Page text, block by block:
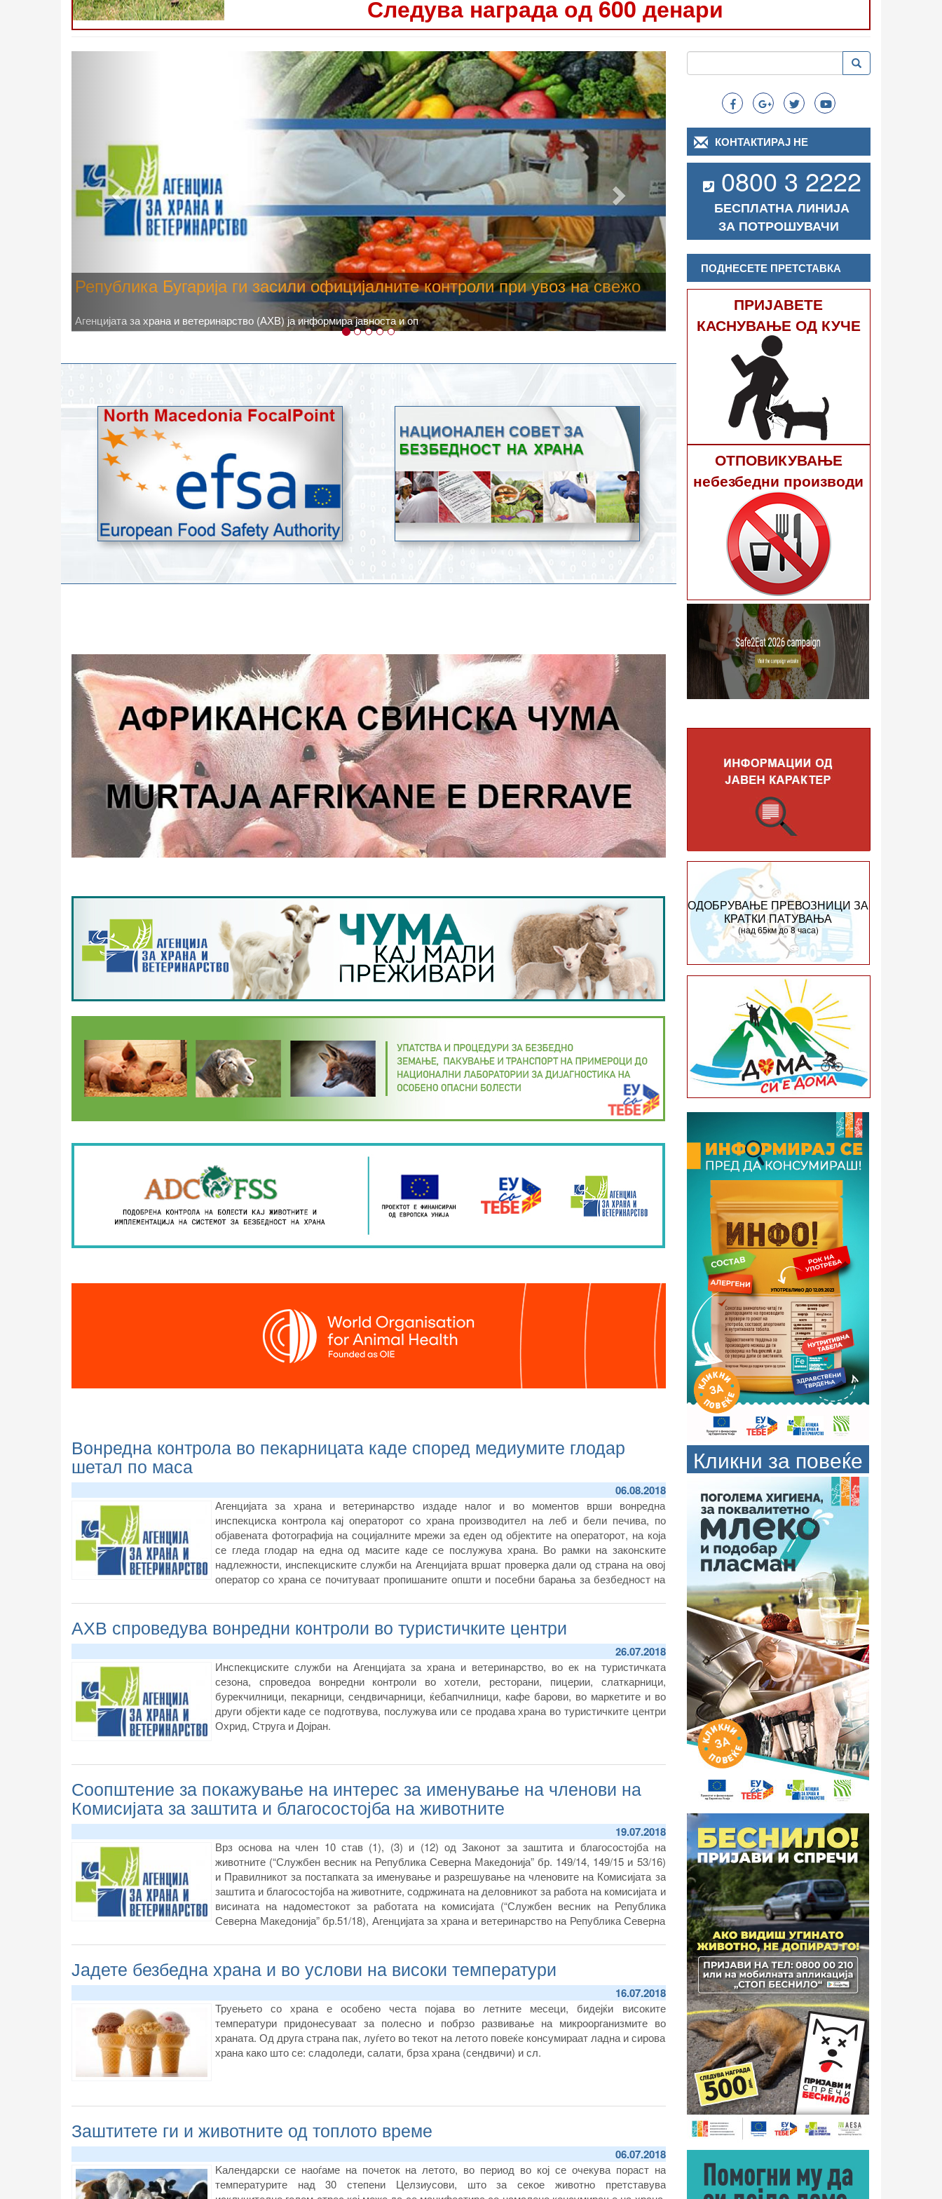
Следува награда од 600 денари
Високите температури ризик од труење со храна, опасни се и за
животните
Новото најавено зголемување на дневните температури, кое според метеоролозите во одредени региони ќе достигне 40
степени, ги зголемува ризиците од појава на труење со храна.
Следно
Вонредна контрола во пекарницата каде според медиумите глодар
шетал по маса
06.08.2018
Агенцијата за храна и ветеринарство издаде налог и во моментов врши вонредна
инспекциска контрола кај операторот со храна производител на леб и бели печива, по
објавената фотографија на социјалните мрежи за еден од објектите на операторот, на која
се гледа глодар на една од масите каде се послужува храна. Во рамки на законските
надлежности, инспекциските служби на Агенцијата вршат проверка дали од страна на овој
оператор со храна се почитуваат пропишаните општи и посебни барања за безбедност на
дератизација.
АХВ спроведува вонредни контроли во туристичките центри
26.07.2018
Инспекциските служби на Агенцијата за храна и ветеринарство, во ек на туристичката
сезона, спроведоа вонредни контроли во хотели, ресторани, пицерии, слаткарници,
бурекчилници, пекарници, сендвичарници, ќебапчилници, кафе барови, во маркетите и во
други објекти каде се подготвува, послужува или се продава храна во туристичките центри
Охрид, Струга и Дојран.
Соопштение за покажување на интерес за именување на членови на
Комисијата за заштита и благосостојба на животните
19.07.2018
Врз основа на член 10 став (1), (3) и (12) од Законот за заштита и благосостојба на
животните (“Службен весник на Република Северна Македонија” бр. 149/14, 149/15 и 53/16)
и Правилникот за постапката за именување и разрешување на членовите на Комисијата за
заштита и благосостојба на животните, содржината на деловникот за работа на комисијата и
висината на надоместокот за работата на комисијата (“Службен весник на Република
Северна Македонија” бр.51/18), Агенцијата за храна и ветеринарство на Република Северна
редот на истакнати стручни и научни лица од областа на заштитата и благосостојбата на
животните и едно лице претставник на невладините организации заради формирање
Комисија за заштита и благосостојба на животните.
Јадете безбедна храна и во услови на високи температури
16.07.2018
Труењето со храна е особено честа појава во летните месеци, бидејќи високите
температури придонесуваат за полесно и побрзо развивање на микроорганизмите во
храната. Од друга страна пак, луѓето во текот на летото повеќе консумираат ладна и сирова
храна како што се: сладоледи, салати, брза храна (сендвичи) и сл.
Заштитете ги и животните од топлото време
06.07.2018
Kалендарски се наоѓаме на почеток на летото, во период во кој се очекува пораст на
температурите над 30 степени Целзиусови, што за секое животно претставува
Search
Пребарување Пребарување
КОНТАКТИРАЈ НЕ
0800 3 2222
БЕСПЛАТНА ЛИНИЈА
ЗА ПОТРОШУВАЧИ
ПОДНЕСЕТЕ ПРЕТСТАВКА
ПРИЈАВЕТЕ
КАСНУВАЊЕ ОД КУЧЕ
ОТПОВИКУВАЊЕ
небезбедни производи
ОДОБРУВАЊЕ ПРЕВОЗНИЦИ ЗА
КРАТКИ ПАТУВАЊА
(над 65км до 8 часа)
Кликни за повеќе